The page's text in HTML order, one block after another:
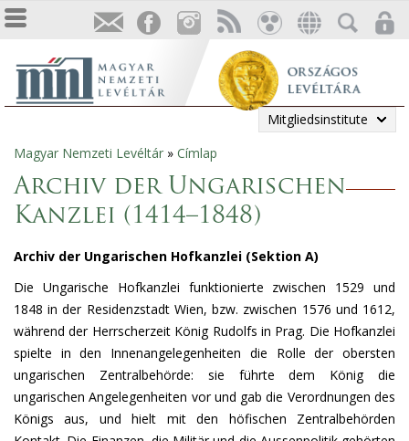
Mitgliedsinstitute
Sie
sind
Magyar Nemzeti Levéltár » Címlap
Archiv der Ungarischen
Kanzlei (1414–1848)
Archiv der Ungarischen Hofkanzlei (Sektion A)
Die Ungarische Hofkanzlei funktionierte zwischen 1529 und
1848 in der Residenzstadt Wien, bzw. zwischen 1576 und 1612,
während der Herrscherzeit König Rudolfs in Prag. Die Hofkanzlei
spielte in den Innenangelegenheiten die Rolle der obersten
ungarischen Zentralbehörde: sie führte dem König die
ungarischen Angelegenheiten vor und gab die Verordnungen des
Königs aus, und hielt mit den höfischen Zentralbehörden